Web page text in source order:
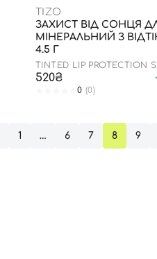
TIZO
ЗАХИСТ ВІД СОНЦЯ
МІНЕРАЛЬНИЙ З
4.5 Г
TINTED LIP PROTECTION
520₴
0 (0)
1 … 6 7 8 9